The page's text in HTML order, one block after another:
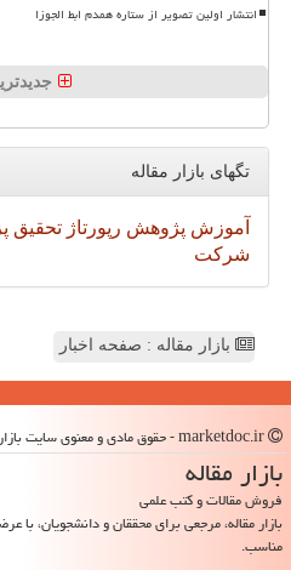
انتشار اولین تصویر از ستاره همدم ابط الجوزا
تگهای بازار مقاله
آموزش پژوهش رپورتاژ تحقیق
شركت
بازار مقاله : صفحه اخبار
بازار مقاله
فروش مقالات و کتب علمی
بازار مقاله، مرجعی برای محققان و دانشجویان، با
مناسب.